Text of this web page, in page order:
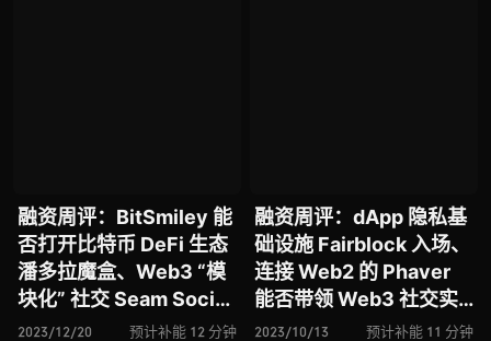
融资周评：BitSmiley 能
否打开比特币 DeFi 生态
潘多拉魔盒、Web3 “模
块化” 社交 Seam Social
入场、以太坊 Layer2 区
2023/12/20 预计补能 12 分钟
融资周评：dApp 隐私基
础设施 Fairblock 入场、
连接 Web2 的 Phaver
能否带领 Web3 社交实
现破圈、论 Ordinals 协
2023/10/13 预计补能 11 分钟